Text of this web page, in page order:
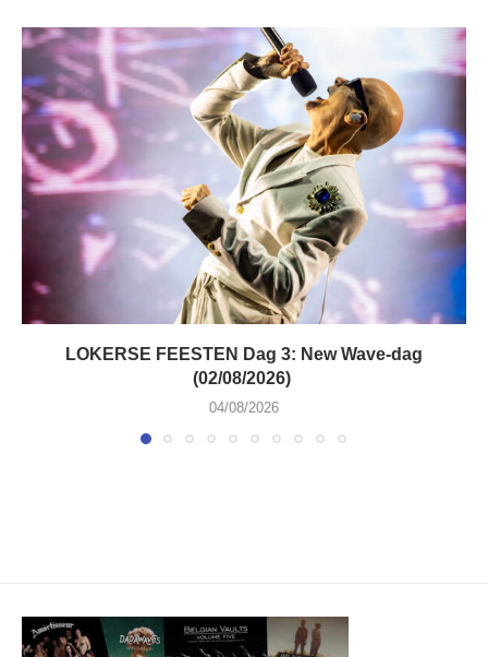
LOKERSE FEESTEN Dag 3: New Wave-dag
(02/08/2026)
04/08/2026